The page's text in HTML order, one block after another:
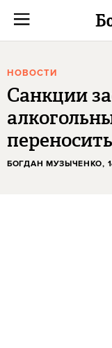
НОВОСТИ
Санкции
БОГДАН МУЗЫЧЕНКО,